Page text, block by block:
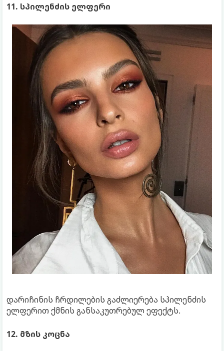
11. სპილენძის ელფერი
დარიჩინის ჩრდილების გაძლიერება სპილენძის
ელფერით ქმნის განსაკუთრებულ ეფექტს.
12. მზის კოცნა